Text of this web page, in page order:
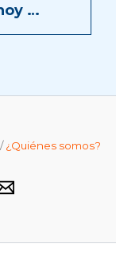
…
/¿Quiénes somos?